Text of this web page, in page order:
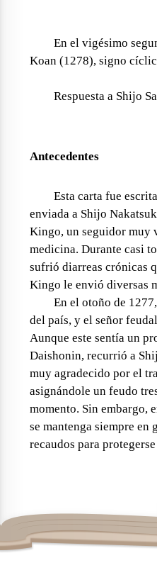
En el vigésimo
Koan (1278), signo
Respuesta a Shijo
Antecedentes
Esta carta fue
enviada a Shijo
Kingo, un seguidor muy
medicina. Durante casi
sufrió diarreas crónicas
Kingo le envió diversas
En el otoño de
del país, y el señor
Aunque este sentía un
Daishonin, recurrió a
muy agradecido por el
asignándole un feudo
momento. Sin embargo,
se mantenga siempre en
recaudos para